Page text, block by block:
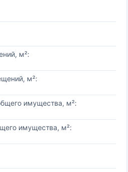
м²:
м²:
имущества, м²:
имущества, м²: